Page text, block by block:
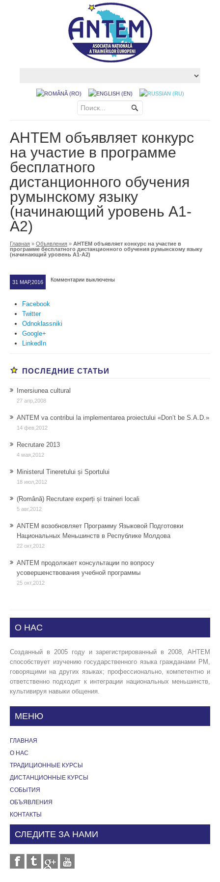
АНТЕМ объявляет конкурс
на участие в программе
бесплатного
дистанционного обучения
румынскому языку
(начинающий уровень A1-
A2)
Главная » Oбъявления » АНТЕМ объявляет конкурс на участие в
программе бесплатного дистанционного обучения румынскому языку
(начинающий уровень A1-A2)
31 МАР,2016 Комментарии выключены
Facebook
Twitter
Odnoklassniki
Google+
LinkedIn
ПОСЛЕДНИЕ СТАТЬИ
Imersiunea cultural
27 апр,2008
ANTEM va contribui la implementarea proiectului «Don’t be S.A.D.»
14 фев,2012
Recrutare 2013
4 мая,2012
Ministerul Tineretului și Sportului
18 июл,2012
(Română) Recrutare experți și traineri locali
5 авг,2012
ANTEM возобновляет Программу Языковой Подготовки
Национальных Меньшинств в Республике Молдова
22 окт,2012
ANTEM продолжает консультации по вопросу
усовершенствования учебной программы
25 окт,2012
О НАС
Созданный в 2005 году и зарегистрированный в 2008, АНТЕМ
способствует изучению государственного языка гражданами РМ,
говорящими на других языках; профессионально, компетентно и
ответственно подходит к интеграции национальных меньшинств,
культивируя навыки общения.
МЕНЮ
ГЛАВНАЯ
О НАС
ТРАДИЦИОННЫЕ КУРСЫ
ДИСТАНЦИОННЫЕ КУРСЫ
СОБЫТИЯ
OБЪЯВЛЕНИЯ
КОНТАКТЫ
СЛЕДИТЕ ЗА НАМИ